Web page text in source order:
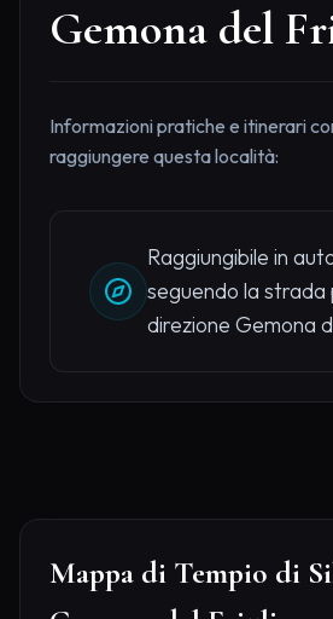
Gemona del
Informazioni pratiche e itinerari
raggiungere questa località:
Raggiungibile in
seguendo la strada
direzione Gemona
Mappa di Tempio di